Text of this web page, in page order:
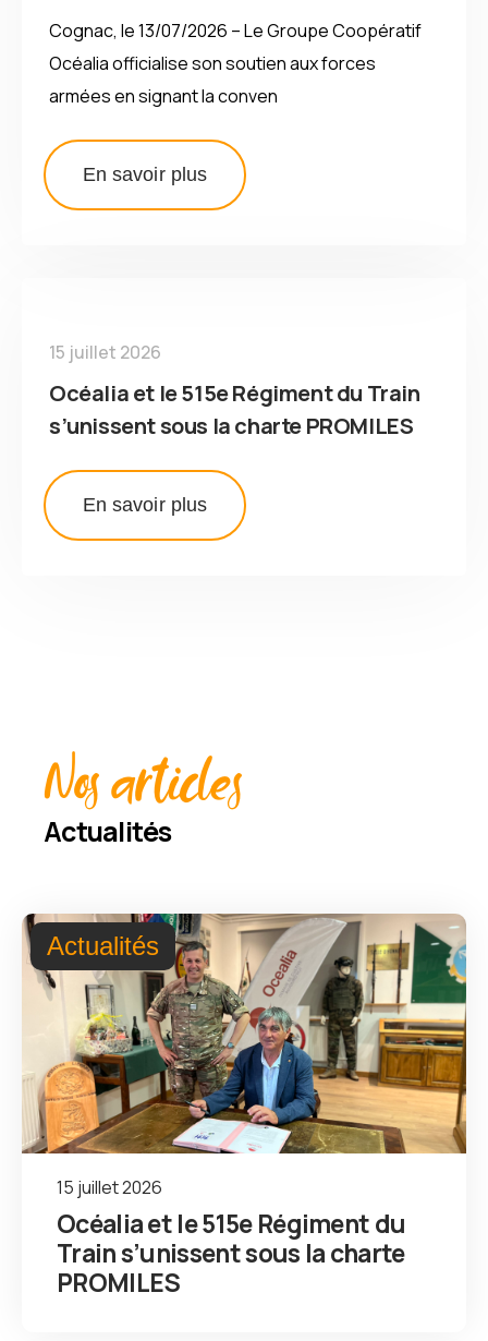
Cognac, le 13/07/2026 – Le Groupe Coopératif
Océalia officialise son soutien aux forces
armées en signant la conven
En savoir plus
15 juillet 2026
Océalia et le 515e Régiment du Train
s’unissent sous la charte PROMILES
En savoir plus
Nos articles
Actualités
Actualités
15 juillet 2026
Océalia et le 515e Régiment du
Train s’unissent sous la charte
PROMILES